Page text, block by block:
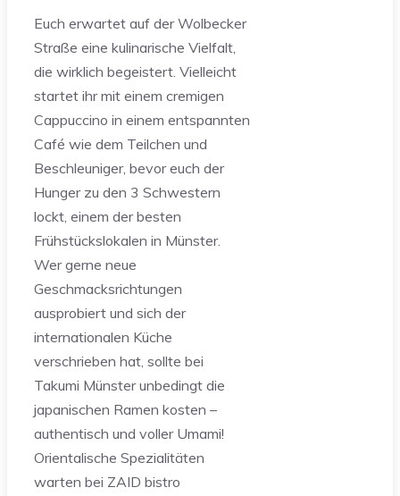
Euch erwartet auf der Wolbecker
Straße eine kulinarische Vielfalt,
die wirklich begeistert. Vielleicht
startet ihr mit einem cremigen
Cappuccino in einem entspannten
Café wie dem Teilchen und
Beschleuniger, bevor euch der
Hunger zu den 3 Schwestern
lockt, einem der besten
Frühstückslokalen in Münster.
Wer gerne neue
Geschmacksrichtungen
ausprobiert und sich der
internationalen Küche
verschrieben hat, sollte bei
Takumi Münster unbedingt die
japanischen Ramen kosten –
authentisch und voller Umami!
Orientalische Spezialitäten
warten bei ZAID bistro